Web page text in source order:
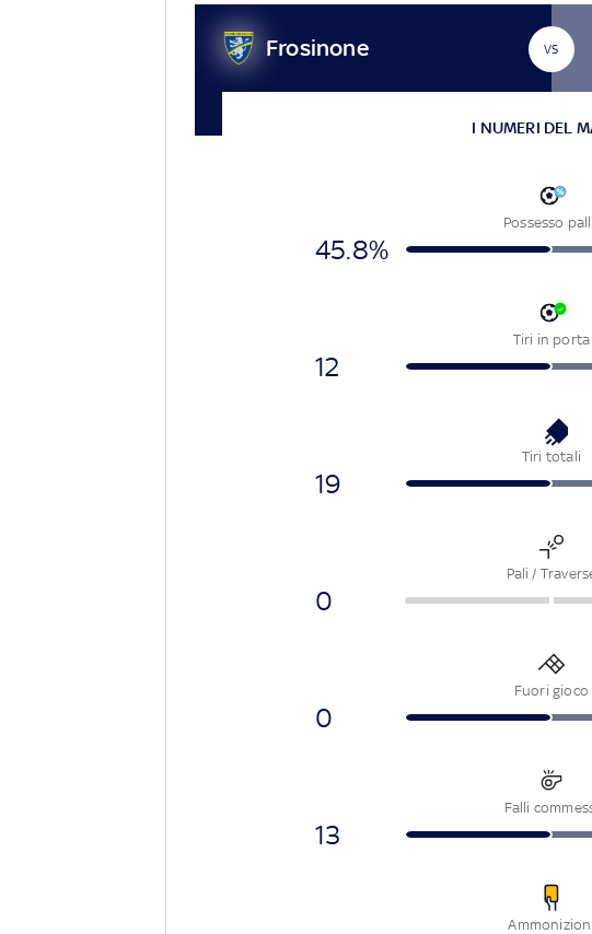
Frosinone VS
I NUMERI DEL
Possesso
45.8%
Tiri in porta
12
Tiri totali
19
Pali /
0
Fuori gioco
0
Falli
13
Ammonizioni